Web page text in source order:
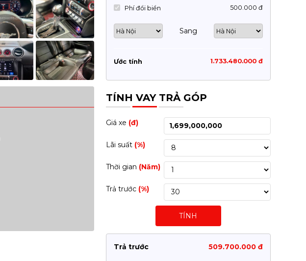
Phí đổi biển 500.000 đ
Sang
Ước tính 1.733.480.000 đ
TÍNH VAY TRẢ GÓP
Giá xe (đ)
Lãi suất (%)
Thời gian (Năm)
Trả trước (%)
TÍNH
Trả trước 509.700.000 đ